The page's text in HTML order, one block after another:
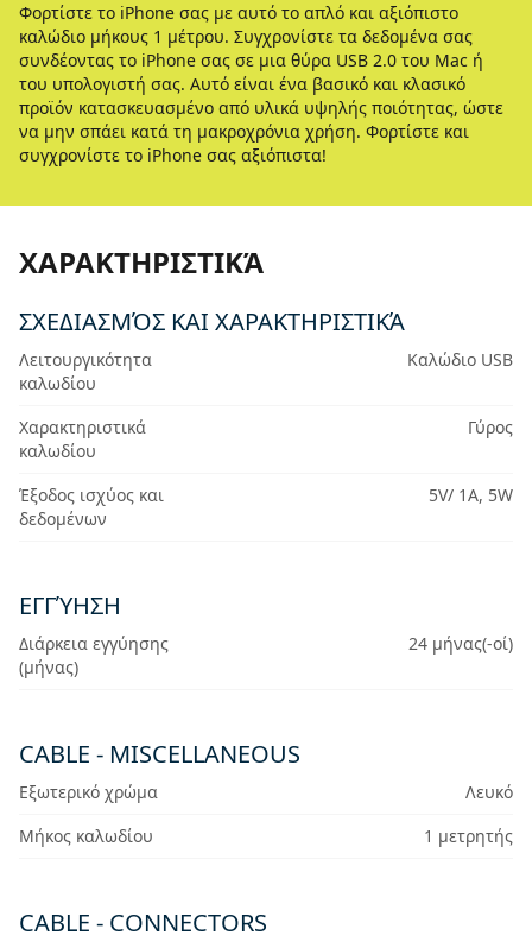
Φορτίστε το iPhone σας με αυτό το απλό και αξιόπιστο
καλώδιο μήκους 1 μέτρου. Συγχρονίστε τα δεδομένα σας
συνδέοντας το iPhone σας σε μια θύρα USB 2.0 του Mac ή
του υπολογιστή σας. Αυτό είναι ένα βασικό και κλασικό
προϊόν κατασκευασμένο από υλικά υψηλής ποιότητας, ώστε
να μην σπάει κατά τη μακροχρόνια χρήση. Φορτίστε και
συγχρονίστε το iPhone σας αξιόπιστα!
ΧΑΡΑΚΤΗΡΙΣΤΙΚΆ
ΣΧΕΔΙΑΣΜΌΣ ΚΑΙ ΧΑΡΑΚΤΗΡΙΣΤΙΚΆ
Λειτουργικότητα
καλωδίου
Καλώδιο USB
Χαρακτηριστικά
καλωδίου
Γύρος
Έξοδος ισχύος και
δεδομένων
5V/ 1A, 5W
ΕΓΓΎΗΣΗ
Διάρκεια εγγύησης
(μήνας)
24 μήνας(-οί)
CABLE - MISCELLANEOUS
Εξωτερικό χρώμα
Λευκό
Μήκος καλωδίου
1 μετρητής
CABLE - CONNECTORS